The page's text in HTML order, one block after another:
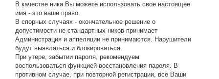
В качестве ника Вы можете использовать свое настоящее
имя - это ваше право.
В спорных случаях - окончательное решение о
допустимости не стандартных ников принимает
Администрация и аппеляции не принимаются. Нарушители
будут выявляться и блокироваться.
При утере, забытии пароля, рекомендуем
воспользоваться функцией восстановления пароля. В
противном случае, при повторной регистрации, все Ваши